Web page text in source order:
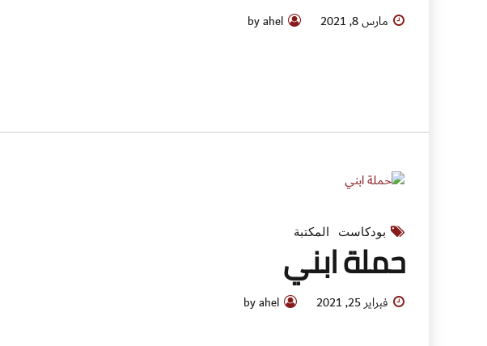
مارس 8, 2021 by ahel
بودكاست المكتبة
حملة ابني
فبراير 25, 2021 by ahel